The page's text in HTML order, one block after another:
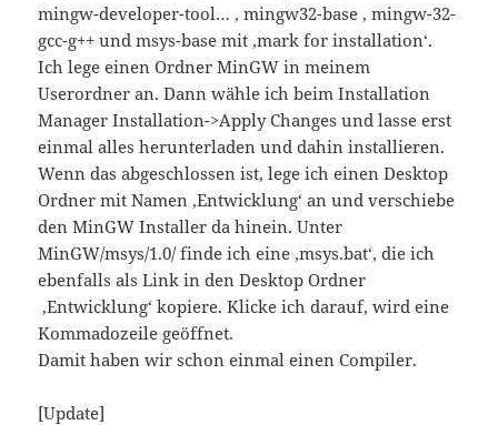
mingw-developer-tool… , mingw32-base , mingw-32-
gcc-g++ und msys-base mit ‚mark for installation‘.
Ich lege einen Ordner MinGW in meinem
Userordner an. Dann wähle ich beim Installation
Manager Installation->Apply Changes und lasse erst
einmal alles herunterladen und dahin installieren.
Wenn das abgeschlossen ist, lege ich einen Desktop
Ordner mit Namen ‚Entwicklung‘ an und verschiebe
den MinGW Installer da hinein. Unter
MinGW/msys/1.0/ finde ich eine ‚msys.bat‘, die ich
ebenfalls als Link in den Desktop Ordner
‚Entwicklung‘ kopiere. Klicke ich darauf, wird eine
Kommadozeile geöffnet.
Damit haben wir schon einmal einen Compiler.
[Update]